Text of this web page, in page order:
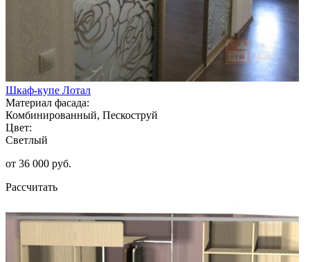
Шкаф-купе Лотал
Материал фасада:
Комбинированный, Пескоструй
Цвет:
Светлый
от 36 000 руб.
Рассчитать